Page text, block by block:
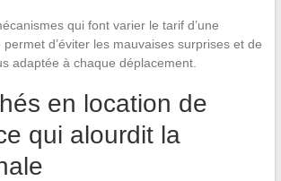
qui font varier le tarif d’une
d’éviter les mauvaises surprises et de
adaptée à chaque déplacement.
en location de
qui alourdit la